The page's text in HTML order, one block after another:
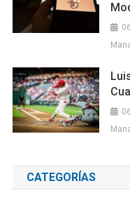
CATEGORÍAS